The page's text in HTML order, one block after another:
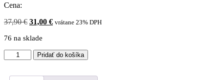
Cena:
37,90€ Pôvodná
bola:
31,00 €Aktuálna
vrátane 23% DPH
76 na sklade
množstvo
Zázračné
Pridať do košíka